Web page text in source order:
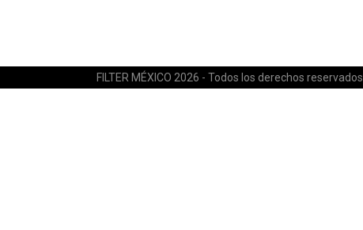
FILTER MÉXICO 2026 - Todos los derechos reservados